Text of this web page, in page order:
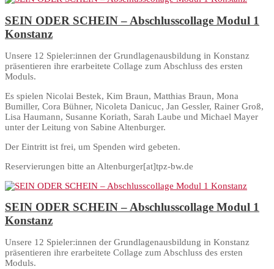
SEIN ODER SCHEIN – Abschlusscollage Modul 1
Konstanz
Unsere 12 Spieler:innen der Grundlagenausbildung in Konstanz
präsentieren ihre erarbeitete Collage zum Abschluss des ersten
Moduls.
Es spielen Nicolai Bestek, Kim Braun, Matthias Braun, Mona
Bumiller, Cora Bühner, Nicoleta Danicuc, Jan Gessler, Rainer Groß,
Lisa Haumann, Susanne Koriath, Sarah Laube und Michael Mayer
unter der Leitung von Sabine Altenburger.
Der Eintritt ist frei, um Spenden wird gebeten.
Reservierungen bitte an Altenburger[at]tpz-bw.de
SEIN ODER SCHEIN – Abschlusscollage Modul 1
Konstanz
Unsere 12 Spieler:innen der Grundlagenausbildung in Konstanz
präsentieren ihre erarbeitete Collage zum Abschluss des ersten
Moduls.